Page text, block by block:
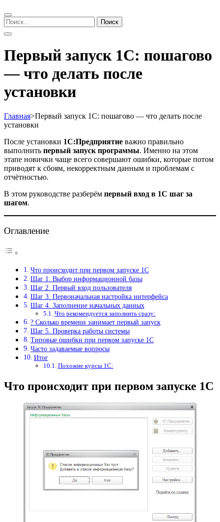
Найти:
Первый запуск 1С: пошагово
— что делать после
установки
Главная>Первый запуск 1С: пошагово — что делать после
установки
После установки 1С:Предприятие важно правильно
выполнить первый запуск программы. Именно на этом
этапе новички чаще всего совершают ошибки, которые потом
приводят к сбоям, некорректным данным и проблемам с
отчётностью.
В этом руководстве разберём первый вход в 1С шаг за
шагом.
Оглавление
Что происходит при первом запуске 1С
Шаг 1. Выбор информационной базы
Шаг 2. Первый вход пользователя
Шаг 3. Первоначальная настройка интерфейса
Шаг 4. Заполнение начальных данных
Что рекомендуется заполнить сразу:
? Сколько времени занимает первый запуск
Шаг 5. Проверка работы системы
Типовые ошибки при первом запуске 1С
Часто задаваемые вопросы
Итог
Похожие курсы 1С:
Что происходит при первом запуске 1С